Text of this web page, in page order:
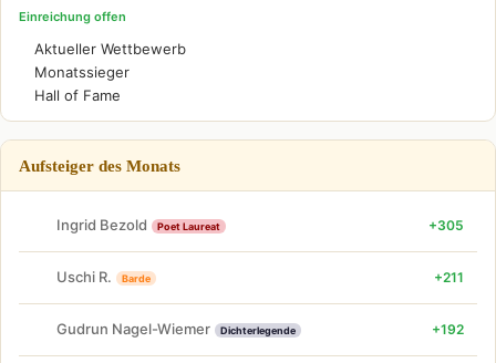
Einreichung offen
Aktueller Wettbewerb
Monatssieger
Hall of Fame
Aufsteiger des Monats
Ingrid Bezold Poet Laureat +305
Uschi R. Barde +211
Gudrun Nagel-Wiemer Dichterlegende +192